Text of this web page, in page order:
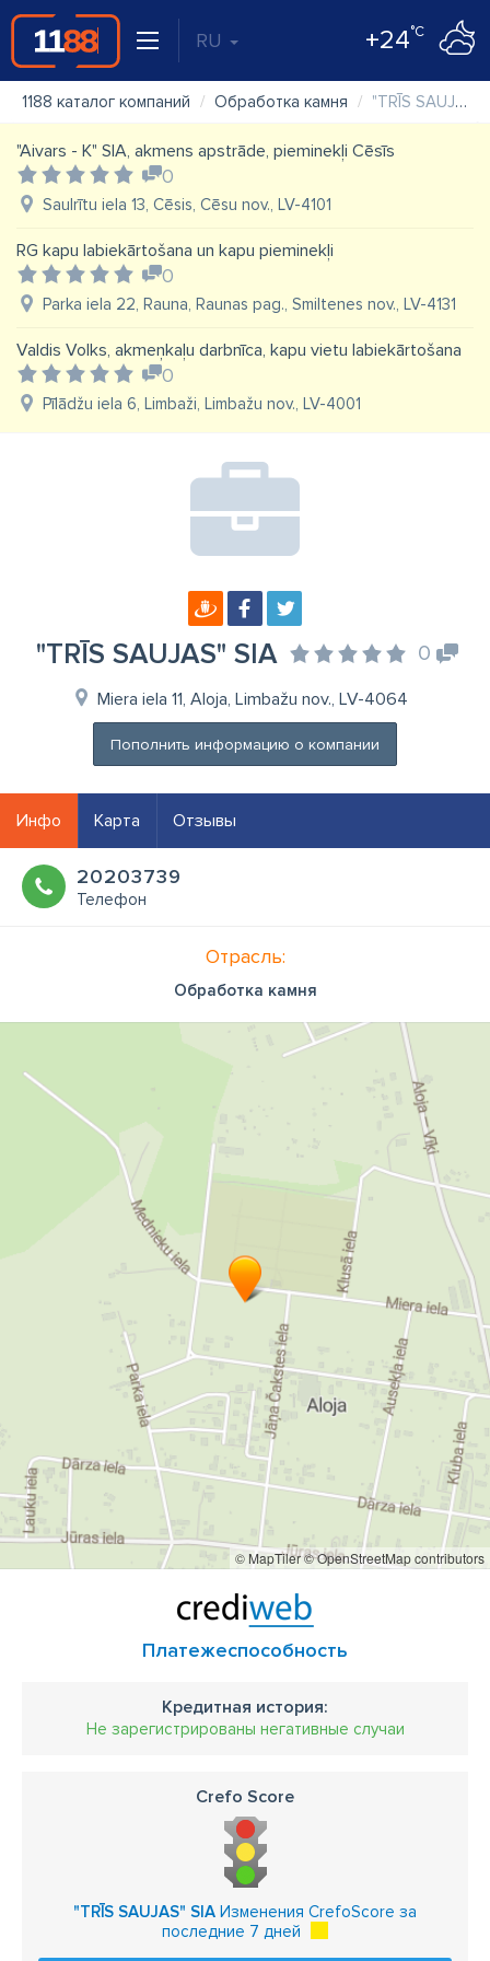
RU +24°C
1188 каталог компаний Обработка камня "TRĪS SAUJAS" SIA
"Aivars - K" SIA, akmens apstrāde, pieminekļi Cēsīs
0
Saulrītu iela 13, Cēsis, Cēsu nov., LV-4101
RG kapu labiekārtošana un kapu pieminekļi
0
Parka iela 22, Rauna, Raunas pag., Smiltenes nov., LV-4131
Valdis Volks, akmeņkaļu darbnīca, kapu vietu labiekārtošana
0
Pīlādžu iela 6, Limbaži, Limbažu nov., LV-4001
"TRĪS SAUJAS" SIA 0
Miera iela 11, Aloja, Limbažu nov., LV-4064
Пополнить информацию о компании
Инфо Карта Отзывы
20203739
Телефон
Отрасль:
Обработка камня
© MapTiler© OpenStreetMap contributors
Платежеспособность
Кредитная история:
Не зарегистрированы негативные случаи
Crefo Score
"TRĪS SAUJAS" SIA Изменения CrefoScore за
последние 7 дней